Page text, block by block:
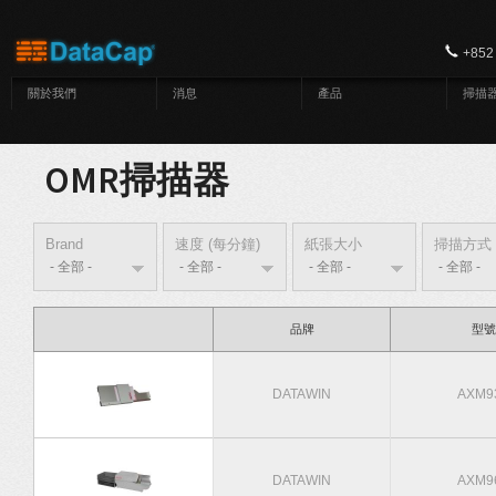
關於我們 消息 產品 掃描
OMR掃描器
Brand 速度 (每分鐘) 紙張大小 掃描方式
品牌 型號
DATAWIN
DATAWIN